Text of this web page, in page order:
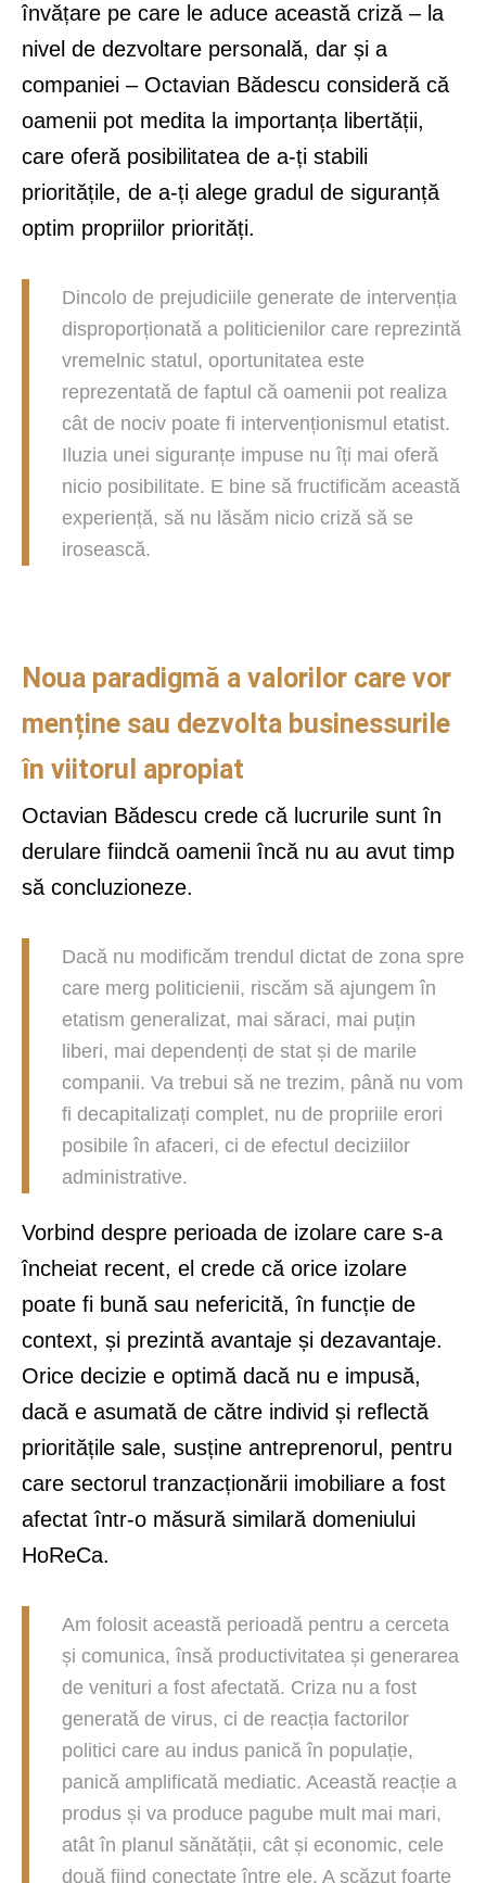
învățare pe care le aduce această criză – la
nivel de dezvoltare personală, dar și a
companiei – Octavian Bădescu consideră că
oamenii pot medita la importanța libertății,
care oferă posibilitatea de a-ți stabili
prioritățile, de a-ți alege gradul de siguranță
optim propriilor priorități.
Dincolo de prejudiciile generate de intervenția
disproporționată a politicienilor care reprezintă
vremelnic statul, oportunitatea este
reprezentată de faptul că oamenii pot realiza
cât de nociv poate fi intervenționismul etatist.
Iluzia unei siguranțe impuse nu îți mai oferă
nicio posibilitate. E bine să fructificăm această
experiență, să nu lăsăm nicio criză să se
irosească.
Noua paradigmă a valorilor care vor
menține sau dezvolta businessurile
în viitorul apropiat
Octavian Bădescu crede că lucrurile sunt în
derulare fiindcă oamenii încă nu au avut timp
să concluzioneze.
Dacă nu modificăm trendul dictat de zona spre
care merg politicienii, riscăm să ajungem în
etatism generalizat, mai săraci, mai puțin
liberi, mai dependenți de stat și de marile
companii. Va trebui să ne trezim, până nu vom
fi decapitalizați complet, nu de propriile erori
posibile în afaceri, ci de efectul deciziilor
administrative.
Vorbind despre perioada de izolare care s-a
încheiat recent, el crede că orice izolare
poate fi bună sau nefericită, în funcție de
context, și prezintă avantaje și dezavantaje.
Orice decizie e optimă dacă nu e impusă,
dacă e asumată de către individ și reflectă
prioritățile sale, susține antreprenorul, pentru
care sectorul tranzacționării imobiliare a fost
afectat într-o măsură similară domeniului
HoReCa.
Am folosit această perioadă pentru a cerceta
și comunica, însă productivitatea și generarea
de venituri a fost afectată. Criza nu a fost
generată de virus, ci de reacția factorilor
politici care au indus panică în populație,
panică amplificată mediatic. Această reacție a
produs și va produce pagube mult mai mari,
atât în planul sănătății, cât și economic, cele
două fiind conectate între ele. A scăzut foarte